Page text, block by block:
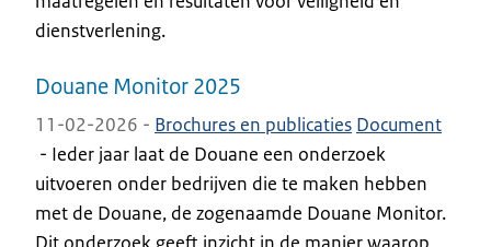
dienstverlening.
Douane Monitor 2025
11-02-2026 - Brochures en publicaties Document
- Ieder jaar laat de Douane een onderzoek
uitvoeren onder bedrijven die te maken hebben
met de Douane, de zogenaamde Douane Monitor.